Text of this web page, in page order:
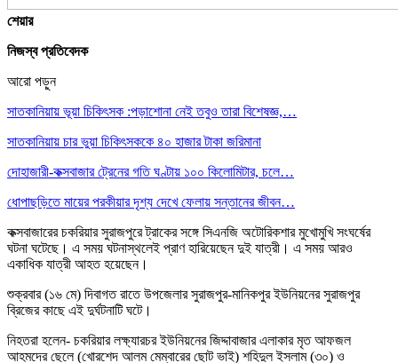
শেয়ার
নিজস্ব প্রতিবেদক
আরো পড়ুন
সাতকানিয়ায় ভূয়া চিকিৎসক :পড়াশোনা নেই তবুও তারা বিশেষজ্ঞ,…
সাতকানিয়ায় চার ভুয়া চিকিৎসককে ৪০ হাজার টাকা জরিমানা
দোহাজারী-কক্সবাজার ট্রেনের গতি ঘণ্টায় ১০০ কিলোমিটার, চলে…
ধোপাছড়িতে মায়ের পরকীয়ার দৃশ্য দেখে ফেলায় সন্তানের জীবন…
কক্সবাজারের চকরিয়ার সুরাজপুরে ট্রাকের সঙ্গে সিএনজি অটোরিকশার মুখোমুখি সংঘর্ষের
ঘটনা ঘটেছে। এ সময় ঘটনাস্থলেই প্রাণ হারিয়েছেন দুই যাত্রী। এ সময় আরও
একাধিক যাত্রী আহত হয়েছেন।
শুক্রবার (১৬ মে) দিবাগত রাতে উপজেলার সুরাজপুর-মানিকপুর ইউনিয়নের সুরাজপুর
ব্রিজের কাছে এই দুর্ঘটনাটি ঘটে।
নিহতরা হলেন- চকরিয়ার লক্ষ্যারচর ইউনিয়নের জিদ্দাবাজার এলাকার মৃত আফজল
আহমদের ছেলে (খোরশেদ আলম মেম্বারের ছোট ভাই) শহিদুল ইসলাম (৩০) ও